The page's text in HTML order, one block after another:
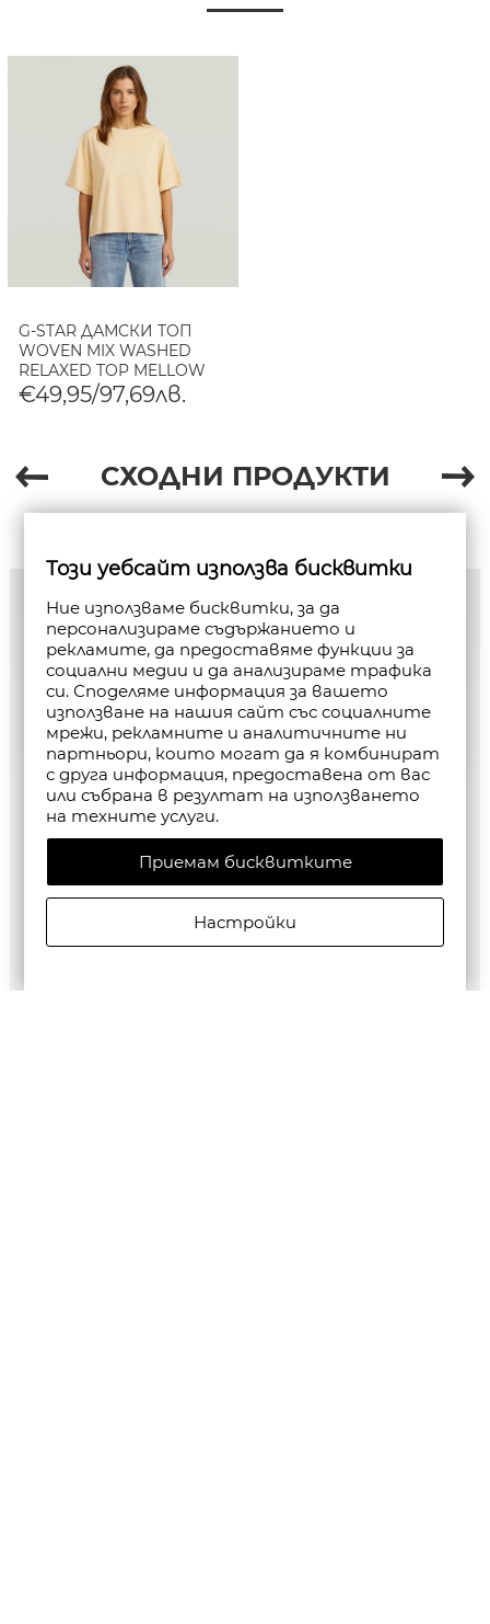
G-STAR ДАМСКИ ТОП
WOVEN MIX WASHED
RELAXED TOP MELLOW
BUFF GD
€49,95/97,69лв.
СХОДНИ ПРОДУКТИ
Този уебсайт използва бисквитки
Ние използваме бисквитки, за да
персонализираме съдържанието и
рекламите, да предоставяме функции за
социални медии и да анализираме трафика
си. Споделяме информация за вашето
използване на нашия сайт със социалните
мрежи, рекламните и аналитичните ни
партньори, които могат да я комбинират
с друга информация, предоставена от вас
или събрана в резултат на използването
на техните услуги.
Приемам бисквитките
Настройки